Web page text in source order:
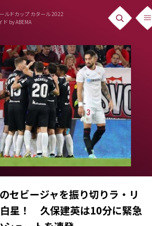
ルドカップ カタール 2022
ド by ABEMA
セビージャを振り切りラ・リ
星！ 久保建英は10分に緊急